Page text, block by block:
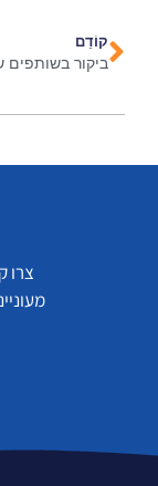
קוֹדֵם
צרו